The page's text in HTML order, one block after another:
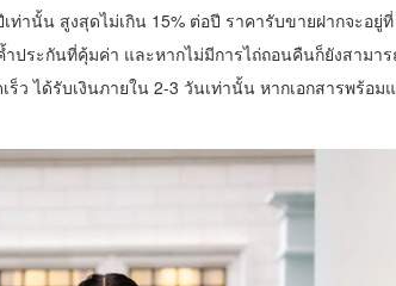
ท่านั้น สูงสุดไม่เกิน 15% ต่อปี ราคารับขายฝากจะอยู่
ประกันที่คุ้มค่า และหากไม่มีการไถ่ถอนคืนก็ยังสามา
ว ได้รับเงินภายใน 2-3 วันเท่านั้น หากเอกสารพร้อม